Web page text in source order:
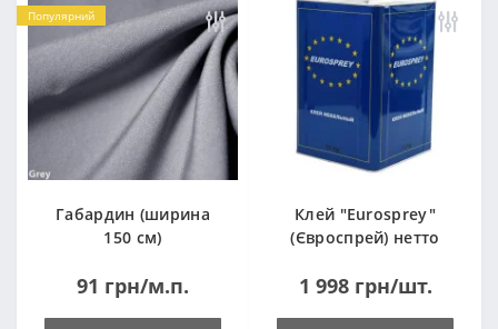
Популярний
Габардин (ширина
150 см)
91 грн/м.п.
Клей "Eurosprey"
(Євроспрей) нетто
1 998 грн/шт.